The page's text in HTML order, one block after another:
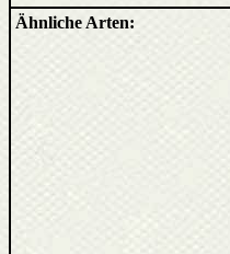
Ähnliche Arten: